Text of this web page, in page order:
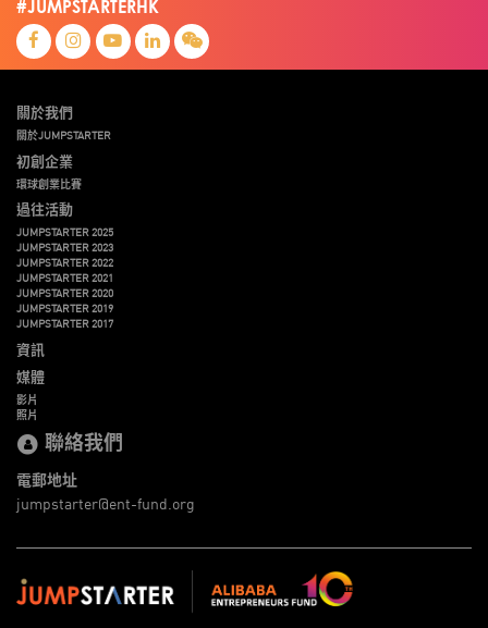
#JUMPSTARTERHK
關於我們
關於JUMPSTARTER
初創企業
環球創業比賽
過往活動
JUMPSTARTER 2025
JUMPSTARTER 2023
JUMPSTARTER 2022
JUMPSTARTER 2021
JUMPSTARTER 2020
JUMPSTARTER 2019
JUMPSTARTER 2017
資訊
媒體
影片
照片
聯絡我們
電郵地址
jumpstarter@ent-fund.org